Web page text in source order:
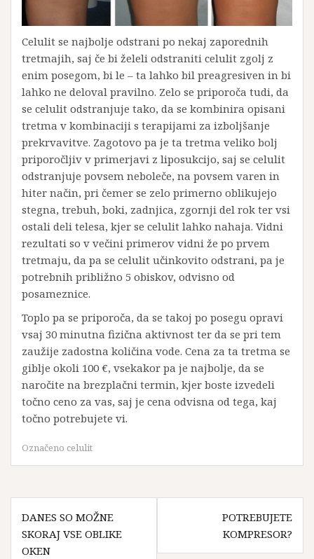
Celulit se najbolje odstrani po nekaj zaporednih
tretmajih, saj če bi želeli odstraniti celulit zgolj z
enim posegom, bi le – ta lahko bil preagresiven in bi
lahko ne deloval pravilno. Zelo se priporoča tudi, da
se celulit odstranjuje tako, da se kombinira opisani
tretma v kombinaciji s terapijami za izboljšanje
prekrvavitve. Zagotovo pa je ta tretma veliko bolj
priporočljiv v primerjavi z liposukcijo, saj se celulit
odstranjuje povsem neboleče, na povsem varen in
hiter način, pri čemer se zelo primerno oblikujejo
stegna, trebuh, boki, zadnjica, zgornji del rok ter vsi
ostali deli telesa, kjer se celulit lahko nahaja. Vidni
rezultati so v večini primerov vidni že po prvem
tretmaju, da pa se celulit učinkovito odstrani, pa je
potrebnih približno 5 obiskov, odvisno od
posameznice.
Toplo pa se priporoča, da se takoj po posegu opravi
vsaj 30 minutna fizična aktivnost ter da se pri tem
zaužije zadostna količina vode. Cena za ta tretma se
giblje okoli 100 €, vsekakor pa je najbolje, da se
naročite na brezplačni termin, kjer boste izvedeli
točno ceno za vas, saj je cena odvisna od tega, kaj
točno potrebujete vi.
Označeno celulit
Navigacija
prispevka
DANES SO MOŽNE
SKORAJ VSE OBLIKE
OKEN
POTREBUJETE
KOMPRESOR?